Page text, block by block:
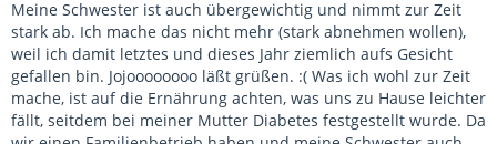
Meine Schwester ist auch übergewichtig und nimmt zur Zeit
stark ab. Ich mache das nicht mehr (stark abnehmen wollen),
weil ich damit letztes und dieses Jahr ziemlich aufs Gesicht
gefallen bin. Jojoooooooo läßt grüßen. :( Was ich wohl zur Zeit
mache, ist auf die Ernährung achten, was uns zu Hause leichter
fällt, seitdem bei meiner Mutter Diabetes festgestellt wurde. Da